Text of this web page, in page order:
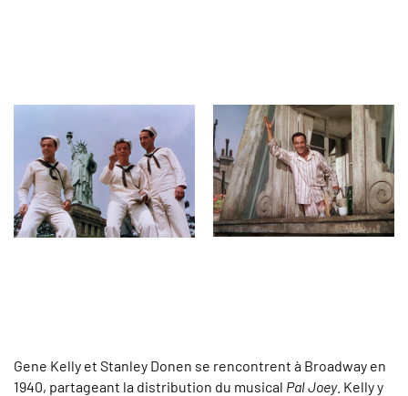
Gene Kelly et Stanley Donen se rencontrent à Broadway en
1940, partageant la distribution du musical Pal Joey. Kelly y